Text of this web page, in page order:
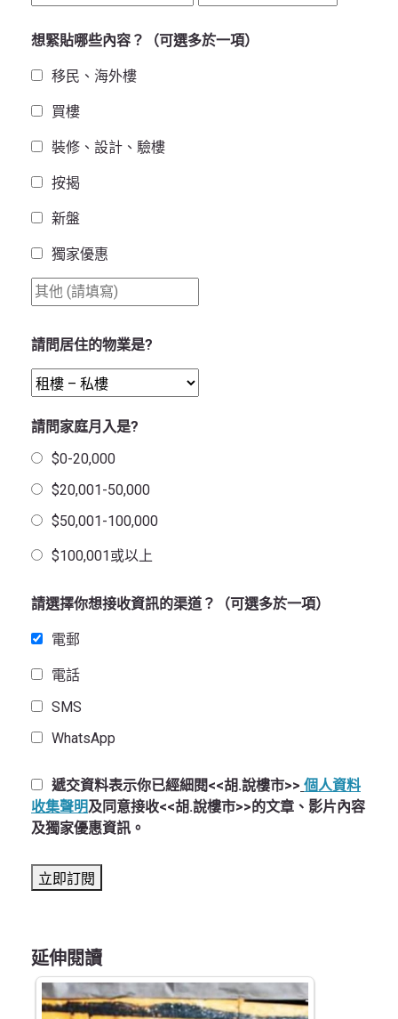
想緊貼哪些內容？（可選多於一項）
移民、海外樓
買樓
裝修、設計、驗樓
按揭
新盤
獨家優惠
請問居住的物業是?
請問家庭月入是?
$0-20,000
$20,001-50,000
$50,001-100,000
$100,001或以上
請選擇你想接收資訊的渠道？（可選多於一項）
電郵
電話
SMS
WhatsApp
遞交資料表示你已經細閱<<胡.說樓市>> 個人資料
收集聲明及同意接收<<胡.說樓市>>的文章、影片內容
及獨家優惠資訊。
延伸閱讀